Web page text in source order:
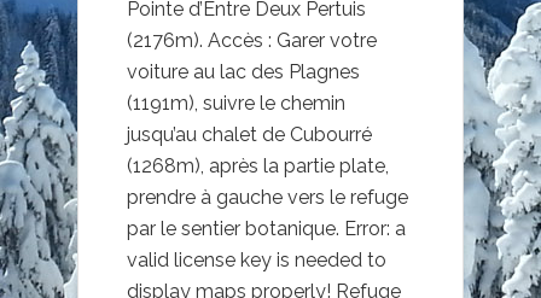
Pointe d’Entre Deux Pertuis
(2176m). Accès : Garer votre
voiture au lac des Plagnes
(1191m), suivre le chemin
jusqu’au chalet de Cubourré
(1268m), après la partie plate,
prendre à gauche vers le refuge
par le sentier botanique. Error: a
valid license key is needed to
display maps properly! Refuge